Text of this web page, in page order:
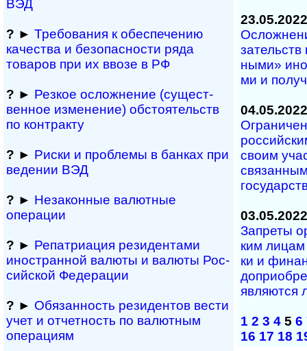
ВЭД
? ► Требования к обеспечению
качества и безопасности ряда
товаров при их ввозе в РФ
? ► Резкое осложнение (сущест­
вен­ное измене­ние) обсто­ятельств
по контракту
? ► Риски и проблемы в банках при
ведении ВЭД
? ► Незаконные валютные
операции
? ► Репатриация ре­зи­ден­та­ми
иностранной ва­лю­ты и валюты Рос­
сий­ской Федерации
? ► Обязанность резиден­тов вести
учет и отчетность по валютным
операциям
23.05.2022
ны­ми»
ми и
04.05.2022
своим
03.05.2022
Запреты
ким
ки и
яв­ля­ют­ся
1 2 3 4 5 6
16 17 18